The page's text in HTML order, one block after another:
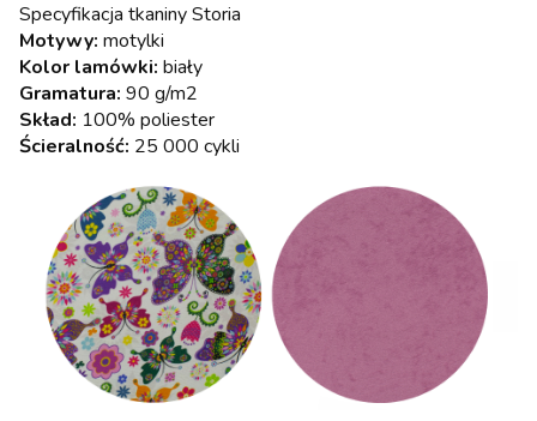
Specyfikacja tkaniny Storia
Motywy: motylki
Kolor lamówki: biały
Gramatura: 90 g/m2
Skład: 100% poliester
Ścieralność: 25 000 cykli